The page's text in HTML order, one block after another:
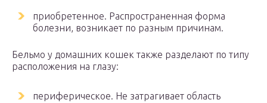
приобретенное. Распространенная форма
болезни, возникает по разным причинам.
Бельмо у домашних кошек также разделают по типу
расположения на глазу:
периферическое. Не затрагивает область